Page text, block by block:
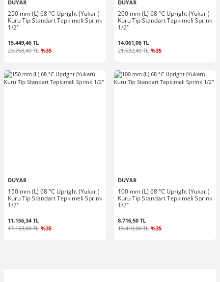
DUYAR
250 mm (L) 68 °C Upright (Yukarı)
Kuru Tip Standart Tepkimeli Sprink
1/2''
15.449,46 TL
23.768,40 TL %35
DUYAR
200 mm (L) 68 °C Upright (Yukarı)
Kuru Tip Standart Tepkimeli Sprink
1/2''
14.061,06 TL
21.632,40 TL %35
DUYAR
150 mm (L) 68 °C Upright (Yukarı)
Kuru Tip Standart Tepkimeli Sprink
1/2''
11.156,34 TL
17.163,60 TL %35
DUYAR
100 mm (L) 68 °C Upright (Yukarı)
Kuru Tip Standart Tepkimeli Sprink
1/2''
8.716,50 TL
13.410,00 TL %35